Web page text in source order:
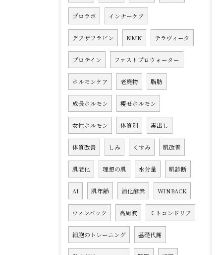
プロラボ インナーケア
デアザフラビン NMN テラヴィータ
プロテイン ファストプロウォーター
ホルモンケア 老廃物 脂肪
成長ホルモン 痩せホルモン
女性ホルモン 体質別 毒出し
体質改善 しみ くすみ 肌改善
肌老化 理想の肌 水分量 肌診断
AI 肌年齢 消化酵素 WINBACK
ウィンバック 高周波 ミトコンドリア
細胞のトレーニング 基礎代謝